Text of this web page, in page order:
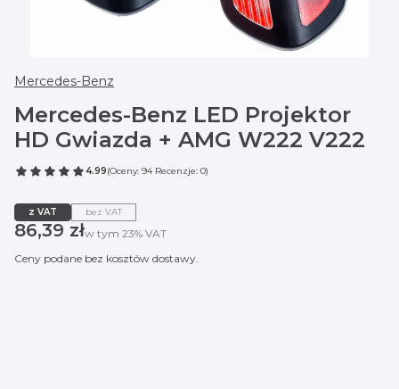
Mercedes-Benz
Mercedes-Benz LED Projektor
HD Gwiazda + AMG W222 V222
4.99(Oceny: 94 Recenzje: 0)
z VAT bez VAT
Cena
86,39 złw tym 23% VAT
w tym 23% VAT
Ceny podane bez kosztów dostawy.